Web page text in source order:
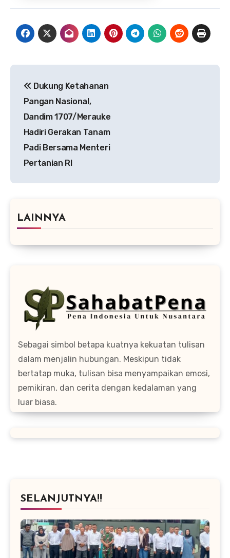
pos
Dukung Ketahanan
Pangan Nasional,
Dandim 1707/Merauke
Hadiri Gerakan Tanam
Padi Bersama Menteri
Pertanian RI
LAINNYA
Sebagai simbol betapa kuatnya kekuatan tulisan
dalam menjalin hubungan. Meskipun tidak
bertatap muka, tulisan bisa menyampaikan emosi,
pemikiran, dan cerita dengan kedalaman yang
luar biasa.
SELANJUTNYA!!